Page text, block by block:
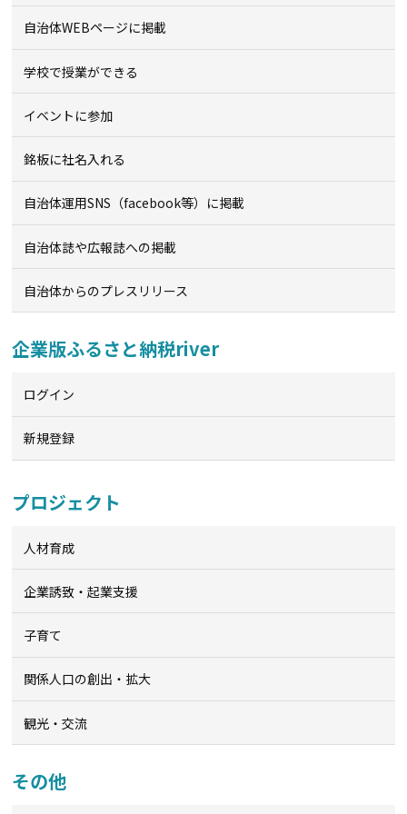
自治体WEBページに掲載
学校で授業ができる
イベントに参加
銘板に社名入れる
自治体運用SNS（facebook等）に掲載
自治体誌や広報誌への掲載
自治体からのプレスリリース
企業版ふるさと納税river
ログイン
新規登録
プロジェクト
人材育成
企業誘致・起業支援
子育て
関係人口の創出・拡大
観光・交流
その他